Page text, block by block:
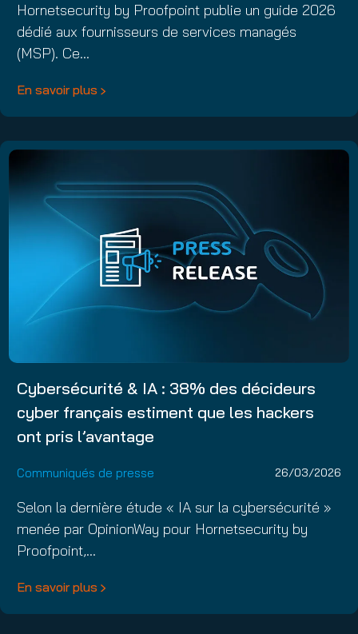
Hornetsecurity by Proofpoint publie un guide 2026
dédié aux fournisseurs de services managés
(MSP). Ce…
En savoir plus
Cybersécurité & IA : 38% des décideurs
cyber français estiment que les hackers
ont pris l’avantage
Communiqués de presse 26/03/2026
Selon la dernière étude « IA sur la cybersécurité »
menée par OpinionWay pour Hornetsecurity by
Proofpoint,…
En savoir plus